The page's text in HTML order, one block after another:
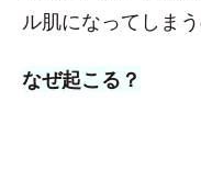
ル肌になってしまう
なぜ起こる？